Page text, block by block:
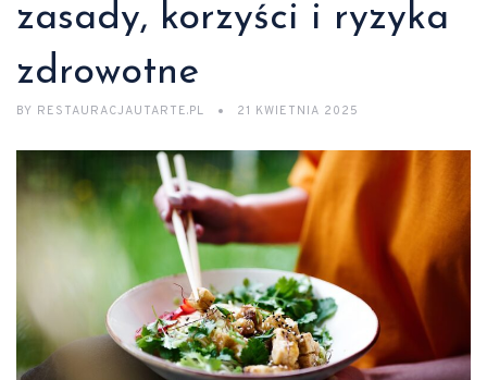
zasady, korzyści i ryzyka
zdrowotne
BY RESTAURACJAUTARTE.PL 21 KWIETNIA 2025